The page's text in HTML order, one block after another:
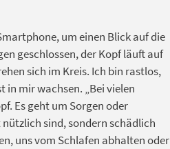
um einen Blick auf die
geschlossen, der Kopf läuft auf
sich im Kreis. Ich bin rastlos,
in mir wachsen. „Bei vielen
Es geht um Sorgen oder
sind, sondern schädlich
uns vom Schlafen abhalten oder